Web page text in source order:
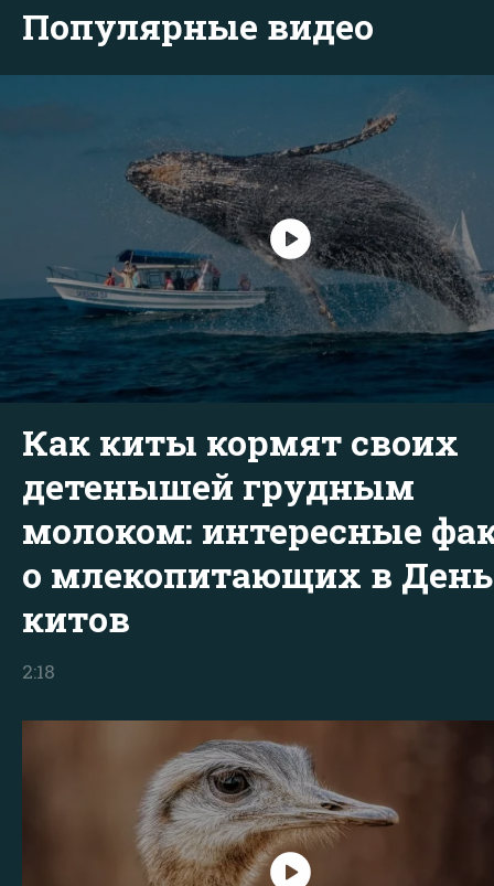
Популярные видео
Как киты кормят своих
детенышей грудным
молоком: интересные
о млекопитающих в День
китов
2:18